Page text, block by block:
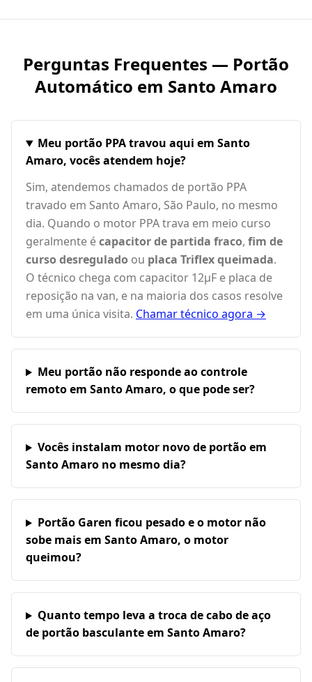
Perguntas Frequentes — Portão
Automático em Santo Amaro
Meu portão PPA travou aqui em Santo
Amaro, vocês atendem hoje?
Sim, atendemos chamados de portão PPA
travado em Santo Amaro, São Paulo, no mesmo
dia. Quando o motor PPA trava em meio curso
geralmente écapacitor de partida fraco, fim de
curso desregulado ou placa Triflex queimada.
O técnico chega com capacitor 12µF e placa de
reposição na van, e na maioria dos casos resolve
em uma única visita. Chamar técnico agora →
Meu portão não responde ao controle
remoto em Santo Amaro, o que pode ser?
Vocês instalam motor novo de portão em
Santo Amaro no mesmo dia?
Portão Garen ficou pesado e o motor não
sobe mais em Santo Amaro, o motor
queimou?
Quanto tempo leva a troca de cabo de aço
de portão basculante em Santo Amaro?